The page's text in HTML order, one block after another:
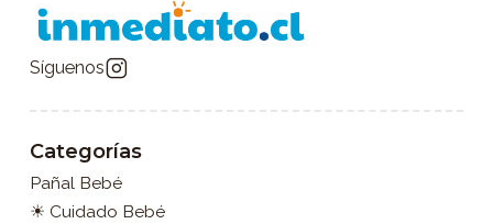
Síguenos
Categorías
Pañal Bebé
☀ Cuidado Bebé